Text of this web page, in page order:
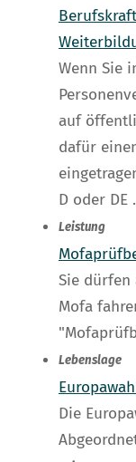
Wenn Sie
auf
dafür
D oder DE
Leistung
Sie
Mofa
Lebenslage
Die